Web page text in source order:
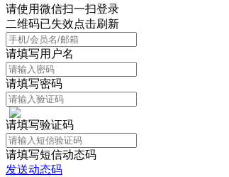
请使用微信扫一扫登录
二维码已失效点击刷新
请填写用户名
请填写密码
请填写验证码
请填写短信动态码
发送动态码